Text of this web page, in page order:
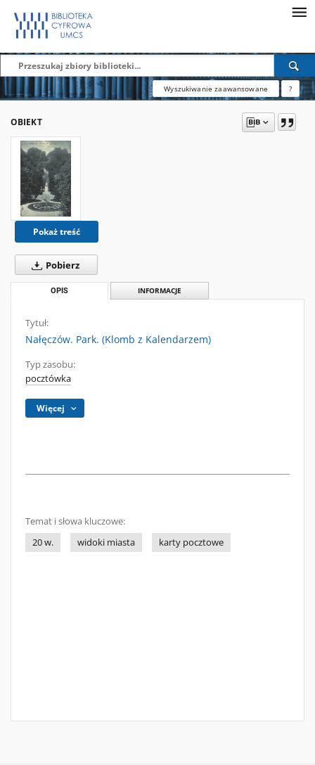
Wyszukiwanie zaawansowane ?
OBIEKT
Pokaż treść
Pobierz
OPIS INFORMACJE
Tytuł:
Nałęczów. Park. (Klomb z Kalendarzem)
Typ zasobu:
pocztówka
Więcej
Temat i słowa kluczowe:
20 w.
widoki miasta karty pocztowe